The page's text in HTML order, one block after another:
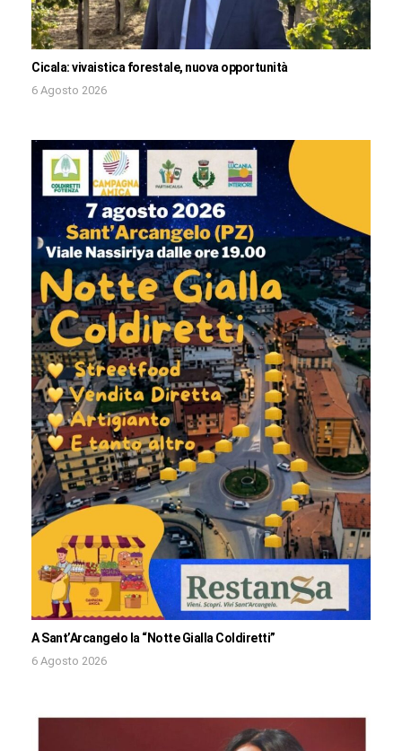
Cicala: vivaistica forestale, nuova opportunità
6 Agosto 2026
A Sant’Arcangelo la “Notte Gialla Coldiretti”
6 Agosto 2026